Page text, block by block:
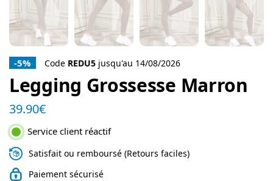
-5% Code REDU5 jusqu'au 14/08/2026
Legging Grossesse Marron
39.90€
Service client réactif
Satisfait ou remboursé (Retours faciles)
Paiement sécurisé